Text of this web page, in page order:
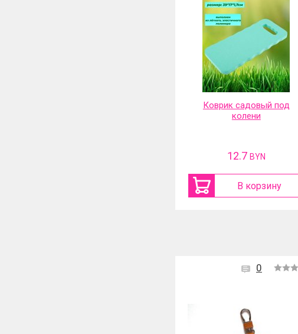
Шуруповерт с двумя
аккумуляторами в кейсе
151.44BYN
В корзину
0